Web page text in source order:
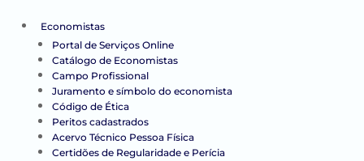
Economistas
Portal de Serviços Online
Catálogo de Economistas
Campo Profissional
Juramento e símbolo do economista
Código de Ética
Peritos cadastrados
Acervo Técnico Pessoa Física
Certidões de Regularidade e Perícia